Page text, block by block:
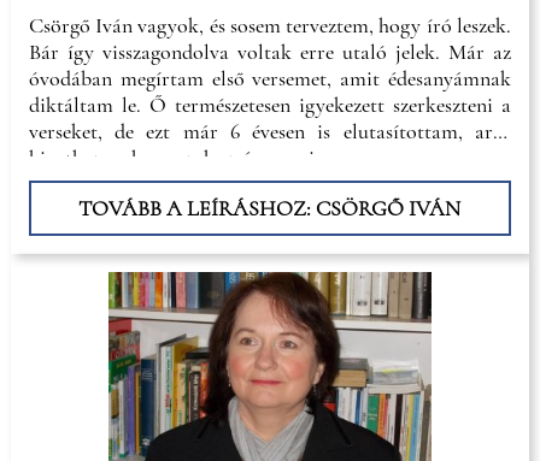
Csörgő Iván vagyok, és sosem terveztem, hogy író leszek.
Bár így visszagondolva voltak erre utaló jelek. Már az
óvodában megírtam első versemet, amit édesanyámnak
diktáltam le. Ő természetesen igyekezett szerkeszteni a
verseket, de ezt már 6 évesen is elutasítottam, arra
hivatkozva, hogy ezek az én verseim.
TOVÁBB A LEÍRÁSHOZ: CSÖRGŐ IVÁN